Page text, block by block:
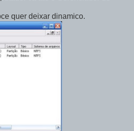
quer deixar dinamico.